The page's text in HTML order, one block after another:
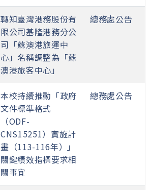
轉知臺灣港務股份有
限公司基隆港務分公
司「蘇澳港旅運中
心」名稱調整為「蘇
澳港旅客中心」
總務處公告
本校持續推動「政府
文件標準格式
（ODF-
CNS15251）實施計
畫（113-116年）」
關鍵績效指標要求相
關事宜
總務處公告